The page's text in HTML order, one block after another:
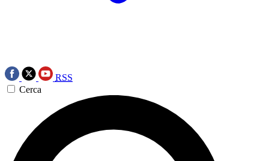
RSS
Cerca